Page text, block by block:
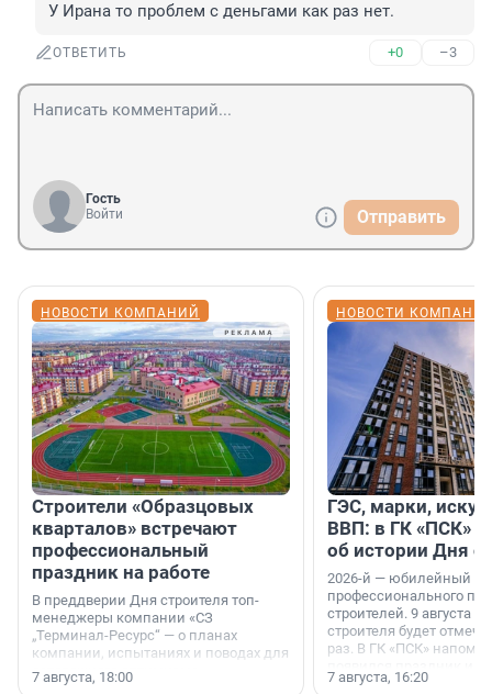
У Ирана то проблем с деньгами как раз нет.
ОТВЕТИТЬ +0 –3
Гость
Войти
Отправить
НОВОСТИ КОМПАНИЙ
Строители «Образцовых
кварталов» встречают
профессиональный
праздник на работе
В преддверии Дня строителя топ-
менеджеры компании «СЗ
„Терминал-Ресурс“ — о планах
компании, испытаниях и поводах для
осторожного оптимизма.
7 августа, 18:00
НОВОСТИ
ГЭС, марки,
ВВП: в ГК «ПСК»
об истории Дня
2026-й — юбилейный
профессионального
строителей. 9 августа
строителя будет
раз. В ГК «ПСК»
поменялась роль
7 августа, 16:20